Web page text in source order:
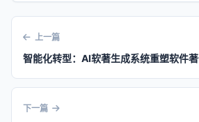
上一篇
智能化转型：AI软著生成系统重塑软件
下一篇